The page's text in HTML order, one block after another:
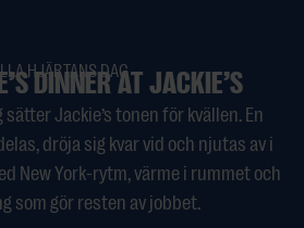
HJÄRTANS DAG
DINNER AT JACKIE’S
Jackie’s tonen för kvällen. En
dröja sig kvar vid och njutas av i
New York-rytm, värme i rummet och
som gör resten av jobbet.